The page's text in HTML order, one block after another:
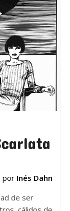
por Inés Dahn
de ser